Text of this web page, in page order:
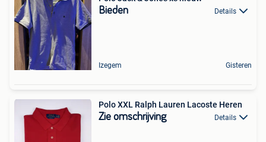
Bieden Details
Izegem Gisteren
Polo XXL Ralph Lauren Lacoste Heren
Zie omschrijving Details